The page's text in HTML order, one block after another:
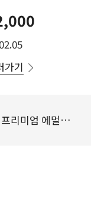
가기
디에이지 레드 에디션 프리미엄 에멀젼 140ml